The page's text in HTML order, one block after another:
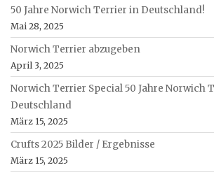
50 Jahre Norwich Terrier in Deutschland!
Mai 28, 2025
Norwich Terrier abzugeben
April 3, 2025
Norwich Terrier Special 50 Jahre Norwich
Deutschland
März 15, 2025
Crufts 2025 Bilder / Ergebnisse
März 15, 2025